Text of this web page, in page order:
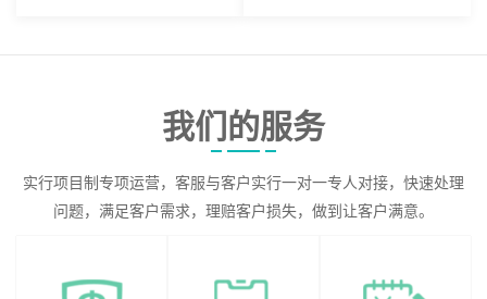
我们的服务
实行项目制专项运营，客服与客户实行一对一专人对接，快速处理
问题，满足客户需求，理赔客户损失，做到让客户满意。